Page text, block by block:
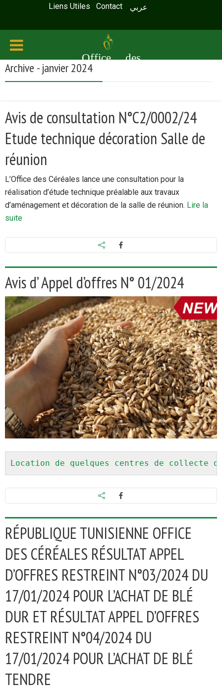
Liens Utiles Contact عربي
Office des
Archive - janvier 2024
Avis de consultation N°C2/0002/24
Etude technique décoration Salle de
réunion
L’Office des Céréales lance une consultation pour la
réalisation d’étude technique préalable aux travaux
d’aménagement et décoration de la salle de réunion. Lire la
suite
Avis d’ Appel d’offres N° 01/2024
Location de quelques centres de collecte
RÉPUBLIQUE TUNISIENNE OFFICE
DES CÉRÉALES RÉSULTAT APPEL
D’OFFRES RESTREINT N°03/2024 DU
17/01/2024 POUR L’ACHAT DE BLÉ
DUR ET RÉSULTAT APPEL D’OFFRES
RESTREINT N°04/2024 DU
17/01/2024 POUR L’ACHAT DE BLÉ
TENDRE